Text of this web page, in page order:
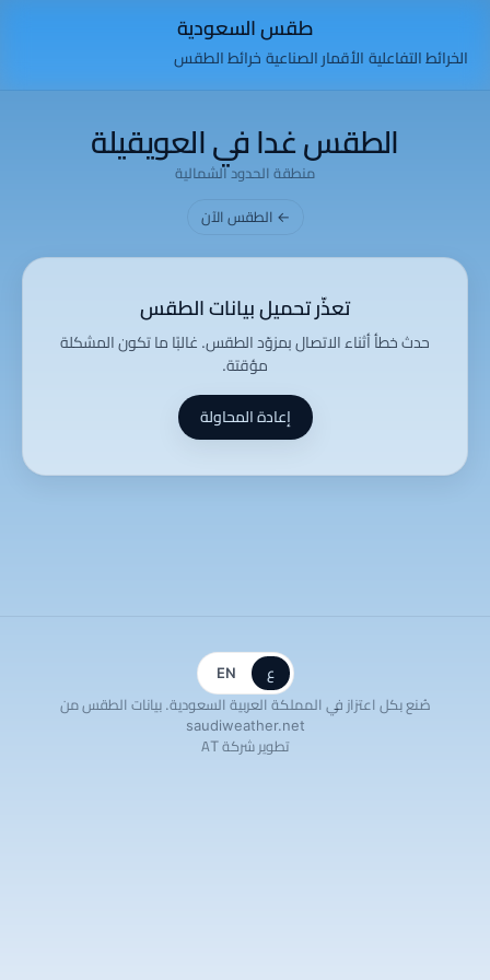
طقس السعودية
الخرائط التفاعليةالأقمار الصناعيةخرائط الطقس
الطقس غدا في العويقيلة
منطقة الحدود الشمالية
← الطقس الآن
تعذّر تحميل بيانات الطقس
حدث خطأ أثناء الاتصال بمزوّد الطقس. غالبًا ما تكون المشكلة
مؤقتة.
إعادة المحاولة
ع EN
صُنع بكل اعتزاز في المملكة العربية السعودية. بيانات الطقس من
saudiweather.net
تطوير شركة AT